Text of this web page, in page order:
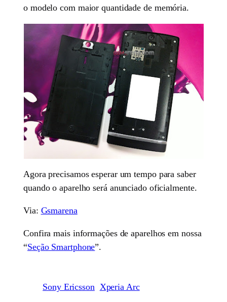
o modelo com maior quantidade de memória.
Agora precisamos esperar um tempo para saber
quando o aparelho será anunciado oficialmente.
Via: Gsmarena
Confira mais informações de aparelhos em nossa
“Seção Smartphone”.
Sony Ericsson Xperia Arc